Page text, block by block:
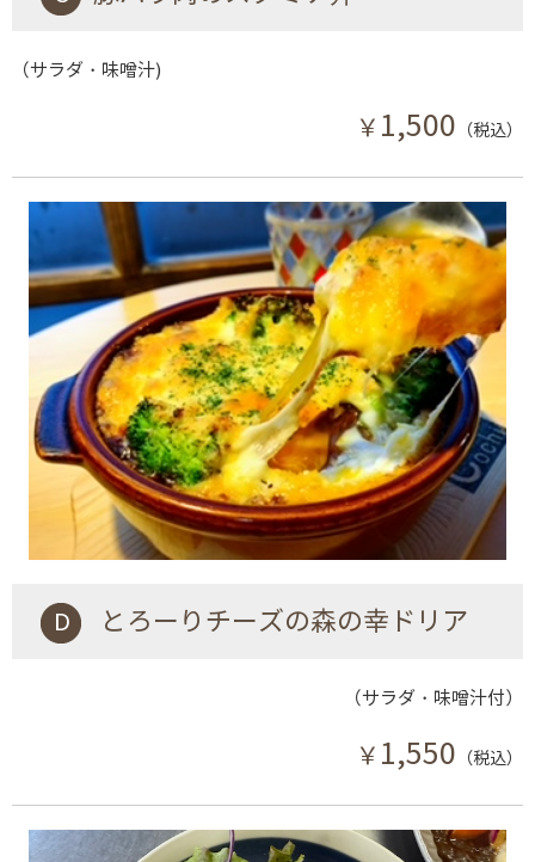
（サラダ・味噌汁)
￥ 1,500 （税込）
D とろーりチーズの森の幸ドリア
（サラダ・味噌汁付）
￥ 1,550 （税込）